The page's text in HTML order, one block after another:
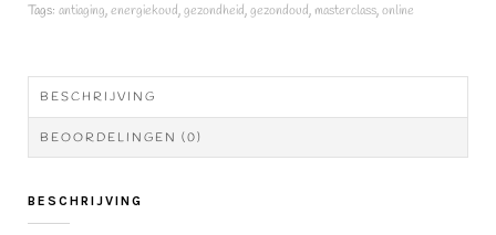
Tags: antiaging,energiekoud,gezondheid,gezondoud, masterclass,online
BESCHRIJVING
BEOORDELINGEN (0)
BESCHRIJVING